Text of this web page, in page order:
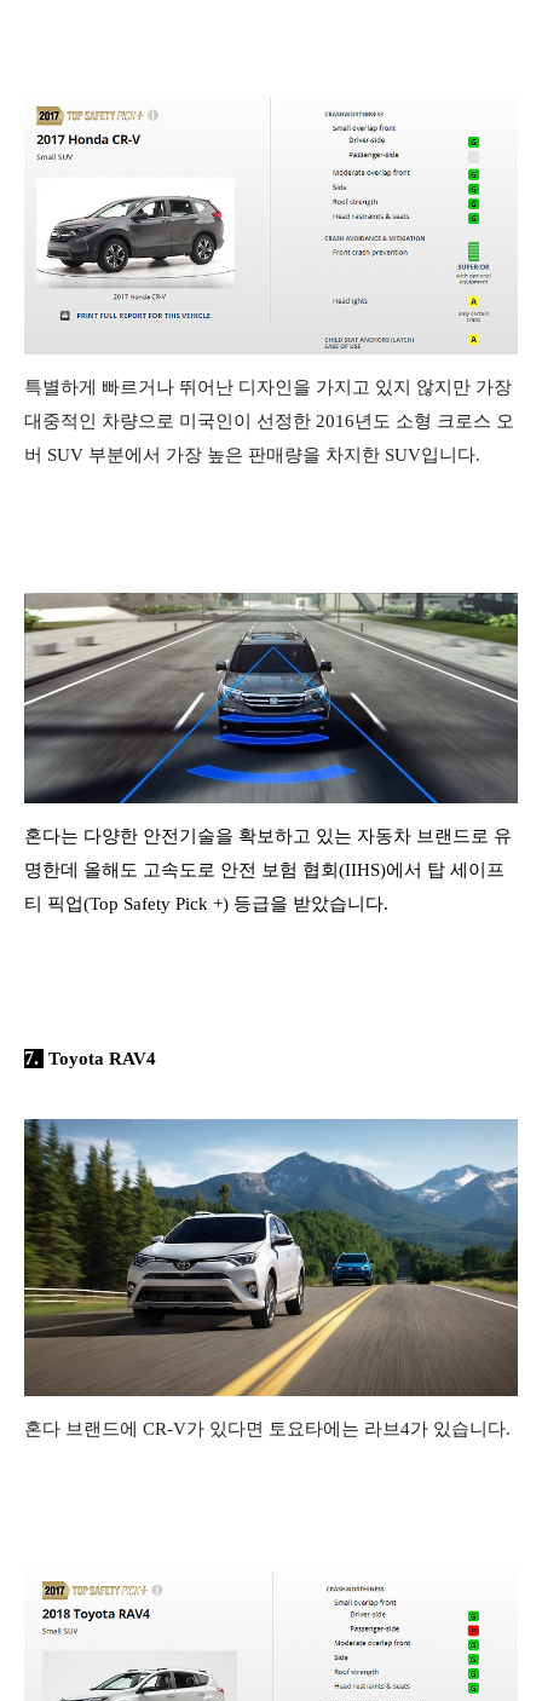
특별하게 빠르거나 뛰어난 디자인을 가지고 있지 않지만 가장
대중적인 차량으로 미국인이 선정한 2016년도 소형 크로스 오
버 SUV 부분에서 가장 높은 판매량을 차지한 SUV입니다.
혼다는 다양한 안전기술을 확보하고 있는 자동차 브랜드로 유
명한데 올해도 고속도로 안전 보험 협회(IIHS)에서 탑 세이프
티 픽업(Top Safety Pick +) 등급을 받았습니다.
7. Toyota RAV4
혼다 브랜드에 CR-V가 있다면 토요타에는 라브4가 있습니다.